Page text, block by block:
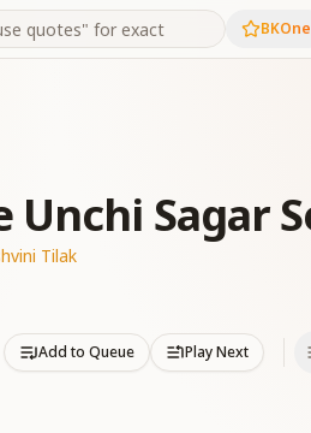
BKOne
Unchi Sagar
Tilak
Add to Queue Play Next